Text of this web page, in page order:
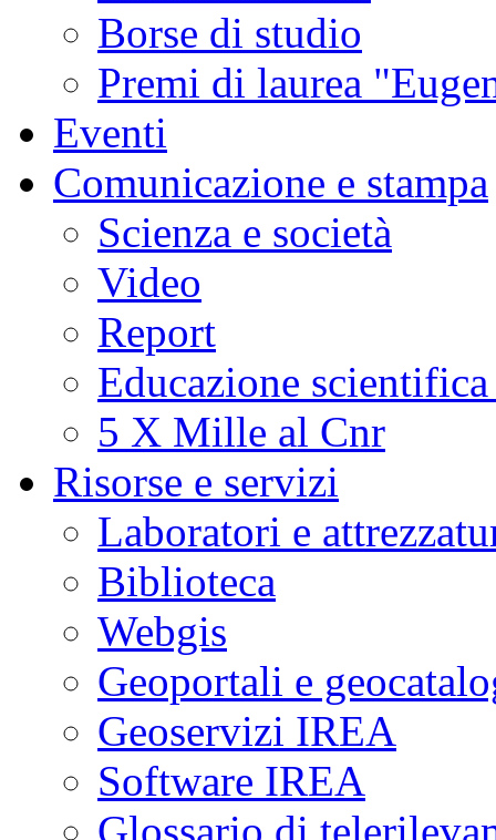
Borse di studio
Premi di laurea
Eventi
Comunicazione e stampa
Scienza e società
Video
Report
Educazione
5 X Mille al Cnr
Risorse e servizi
Laboratori e
Biblioteca
Webgis
Geoportali e
Geoservizi IREA
Software IREA